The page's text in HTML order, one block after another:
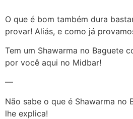
O que é bom também dura
provar! Aliás, e como já
Tem um Shawarma no Baguete
por você aqui no Midbar!
—
Não sabe o que é Shawarma no
lhe explica!